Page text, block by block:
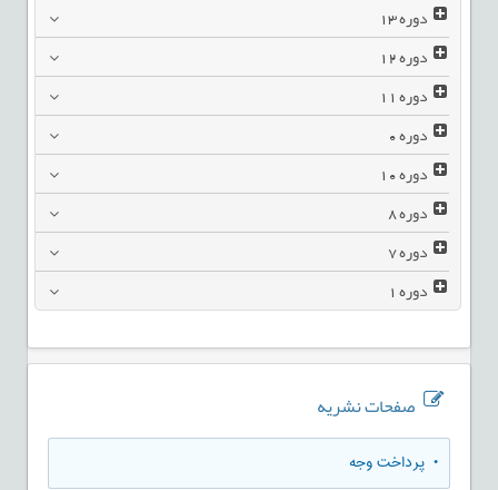
دوره13
دوره12
دوره11
دوره0
دوره10
دوره8
دوره7
دوره1
صفحات نشریه
• پرداخت وجه